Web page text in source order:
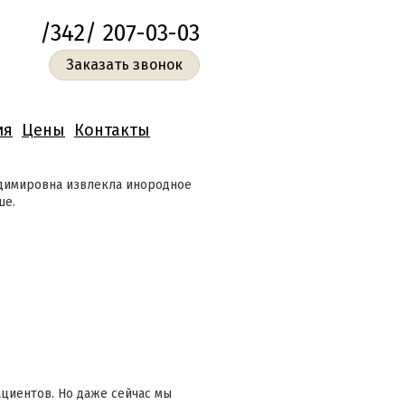
/342/ 207-03-03
Заказать звонок
Цены Контакты
извлекла инородное
Но даже сейчас мы